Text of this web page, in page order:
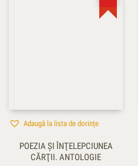
Adaugă la lista de dorințe
POEZIA ŞI ÎNŢELEPCIUNEA
CĂRŢII. ANTOLOGIE